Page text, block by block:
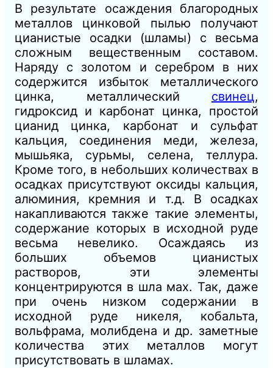
В результате осаждения благородных
металлов цинковой пылью получают
цианистые осадки (шламы) с весьма
сложным вещественным составом.
Наряду с золотом и серебром в них
содержится избыток металлического
цинка, металлический свинец,
гидроксид и карбонат цинка, простой
цианид цинка, карбонат и сульфат
кальция, соединения меди, железа,
мышьяка, сурьмы, селена, теллура.
Кроме того, в небольших количествах в
осадках присутствуют оксиды кальция,
алюминия, кремния и т.д. В осадках
накапливаются также такие элементы,
содержание которых в исходной руде
весьма невелико. Осаждаясь из
больших объемов цианистых
растворов, эти элементы
концентрируются в шла мах. Так, даже
при очень низком содержании в
исходной руде никеля, кобальта,
вольфрама, молибдена и др. заметные
количества этих металлов могут
присутствовать в шламах.